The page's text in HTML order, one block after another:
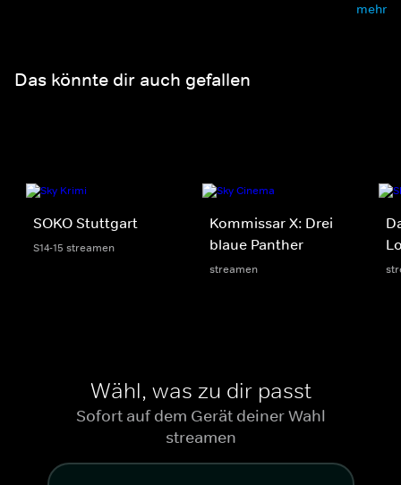
mehr
Das könnte dir auch gefallen
SOKO Stuttgart
S14-15 streamen
Kommissar X: Drei
blaue Panther
streamen
Wähl, was zu dir passt
Sofort auf dem Gerät deiner Wahl
streamen